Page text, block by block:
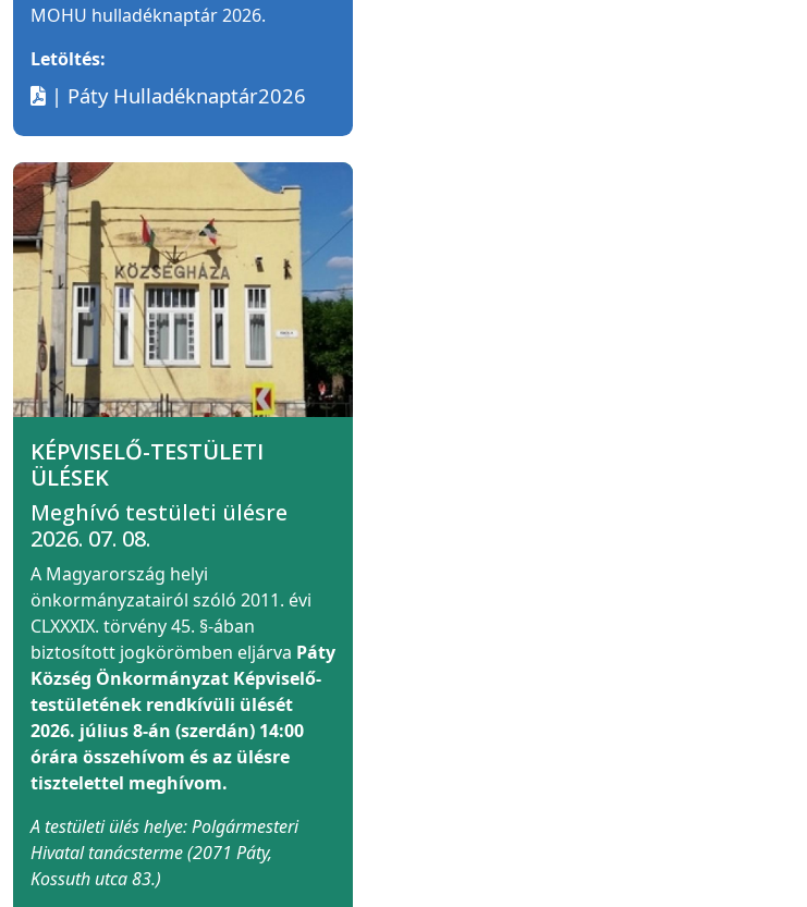
MOHU hulladéknaptár 2026.
Letöltés:
| Páty Hulladéknaptár2026
KÉPVISELŐ-TESTÜLETI
ÜLÉSEK
Meghívó testületi ülésre
2026. 07. 08.
A Magyarország helyi
önkormányzatairól szóló 2011. évi
CLXXXIX. törvény 45. §-ában
biztosított jogkörömben eljárva Páty
Község Önkormányzat Képviselő-
testületének rendkívüli ülését
2026. július 8-án (szerdán) 14:00
órára összehívom és az ülésre
tisztelettel meghívom.
A testületi ülés helye: Polgármesteri
Hivatal tanácsterme (2071 Páty,
Kossuth utca 83.)